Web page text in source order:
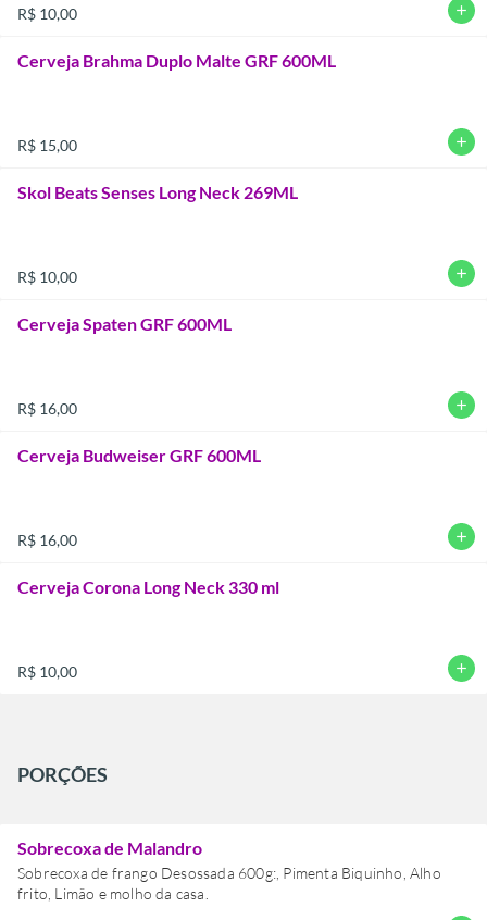
R$ 10,00 add
Cerveja Brahma Duplo Malte GRF 600ML
R$ 15,00 add
Skol Beats Senses Long Neck 269ML
R$ 10,00 add
Cerveja Spaten GRF 600ML
R$ 16,00 add
Cerveja Budweiser GRF 600ML
R$ 16,00 add
Cerveja Corona Long Neck 330 ml
R$ 10,00 add
PORÇÕES
Sobrecoxa de Malandro
Sobrecoxa de frango Desossada 600g:, Pimenta Biquinho, Alho
frito, Limão e molho da casa.